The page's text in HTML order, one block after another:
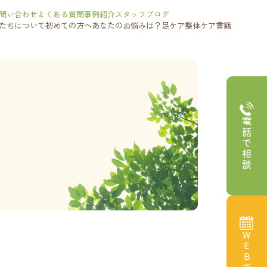
い合わせよくある質問事例紹介スタッフブログ
ちについて初めての方へあなたのお悩みは？ 足ケア整体ケア書籍
電話で相談